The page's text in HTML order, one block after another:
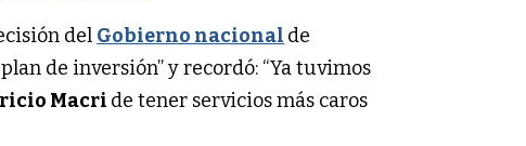
del Gobierno nacional de
de inversión” y recordó: “Ya tuvimos
Macri de tener servicios más caros